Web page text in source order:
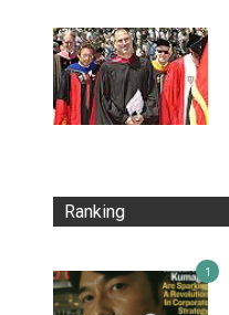
Ranking